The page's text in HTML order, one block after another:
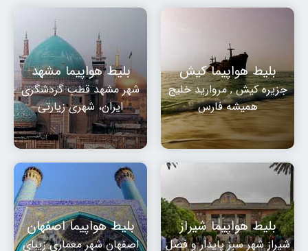
بلیط هواپیما کیش
جزیره کیش , مروارید خلیج
همیشه فارس
بلیط هواپیما مشهد
شهر مشهد قطب گردشگری
ایران، شهری زیارتی
بلیط هواپیما شیراز
شیراز شهر سبز پایدار و فصل
بلیط هواپیما اصفهان
اصفهان شهر معماری زیبای